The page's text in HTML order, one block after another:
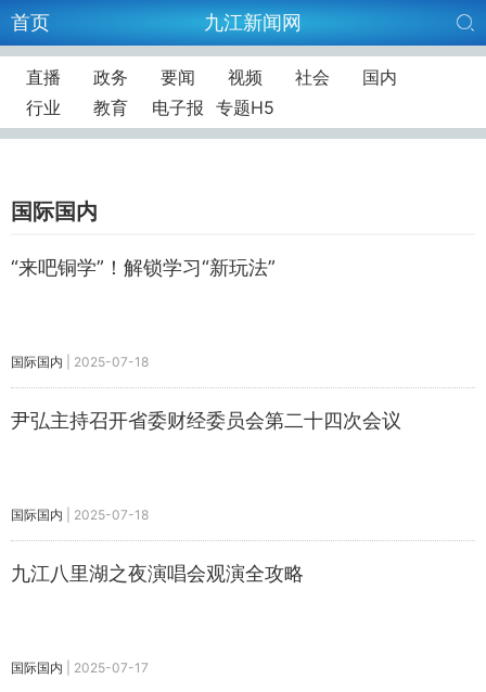
首页 九江新闻网
直播 政务 要闻 视频 社会
国内
行业
教育 电子报 专题H5
国际国内
“来吧铜学”！解锁学习“新玩法”
国际国内 2025-07-18
尹弘主持召开省委财经委员会第二十四次会议
国际国内 2025-07-18
九江八里湖之夜演唱会观演全攻略
国际国内 2025-07-17